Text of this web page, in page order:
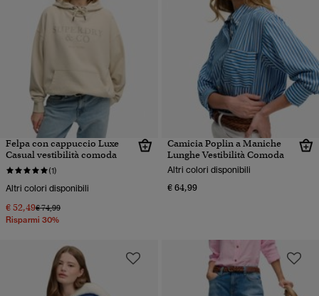
Felpa con cappuccio Luxe
Casual vestibilità comoda
(1)
Altri colori disponibili
€ 52,49Prezzo ridotto da
€ 74,99a
Risparmi 30%
Camicia Poplin a Maniche
Lunghe Vestibilità Comoda
Altri colori disponibili
€ 64,99